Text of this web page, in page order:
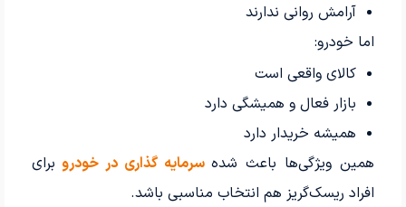
آرامش روانی ندارند
اما خودرو:
کالای واقعی است
بازار فعال و همیشگی دارد
همیشه خریدار دارد
همین ویژگی‌ها باعث شده سرمایه گذاری در خودرو برای
افراد ریسک‌گریز هم انتخاب مناسبی باشد.